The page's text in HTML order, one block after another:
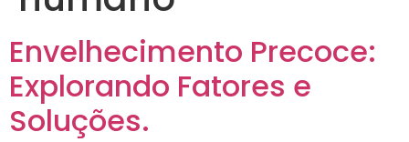
Envelhecimento Precoce:
Explorando Fatores e
Soluções.